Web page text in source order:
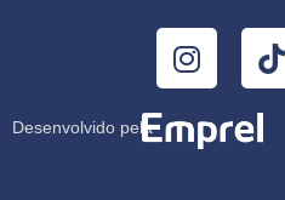
Desenvolvido pela